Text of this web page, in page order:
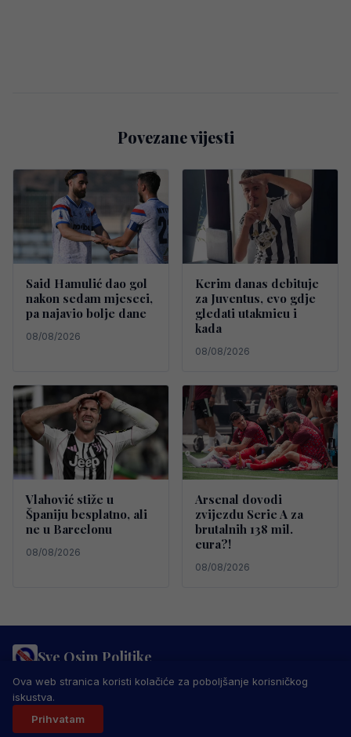
Povezane vijesti
Said Hamulić dao gol
nakon sedam mjeseci,
pa najavio bolje dane
08/08/2026
Kerim danas debituje
za Juventus, evo gdje
gledati utakmicu i
kada
08/08/2026
Vlahović stiže u
Španiju besplatno, ali
ne u Barcelonu
08/08/2026
Arsenal dovodi
zvijezdu Serie A za
brutalnih 138 mil.
eura?!
08/08/2026
Sve Osim Politike
PRAVILA PRIVATNOSTIMARKETING USLOVI KORIŠTENJA
IMPRESSUM
© 2026 Sve Osim Politike. Sva prava zadržana.
Ova web stranica koristi kolačiće za poboljšanje korisničkog
iskustva.
Prihvatam